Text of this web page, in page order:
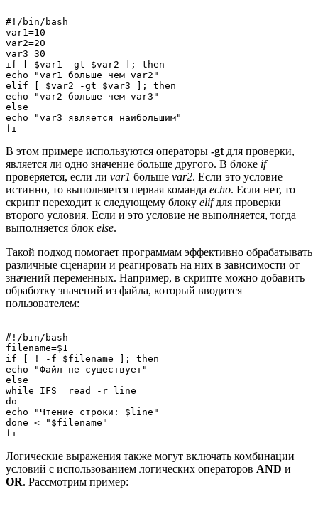
#!/bin/bash
var1=10
var2=20
var3=30
if [ $var1 -gt $var2 ]; then
echo "var1 больше чем var2"
elif [ $var2 -gt $var3 ]; then
echo "var2 больше чем var3"
else
echo "var3 является наибольшим"
В этом примере используются операторы -gt для проверки,
является ли одно значение больше другого. В блоке if
проверяется, если ли var1 больше var2. Если это условие
истинно, то выполняется первая команда echo. Если нет, то
скрипт переходит к следующему блоку elifдля проверки
второго условия. Если и это условие не выполняется, тогда
выполняется блок else.
Такой подход помогает программам эффективно обрабатывать
различные сценарии и реагировать на них в зависимости от
значений переменных. Например, в скрипте можно добавить
обработку значений из файла, который вводится
пользователем:
#!/bin/bash
filename=$1
if [ ! -f $filename ]; then
echo "Файл не существует"
else
while IFS= read -r line
do
echo "Чтение строки: $line"
done < "$filename"
Логические выражения также могут включать комбинации
условий с использованием логических операторов AND и
OR. Рассмотрим пример: